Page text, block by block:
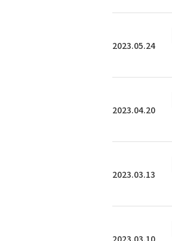
2023.05.24
2023.04.20
2023.03.13
2023.03.10